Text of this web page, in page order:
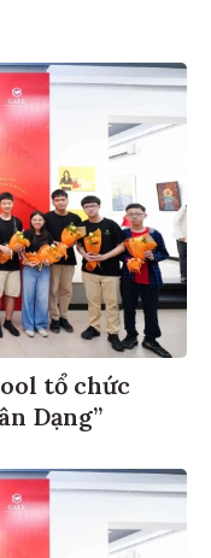
tổ chức
Dạng”